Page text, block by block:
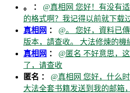
。 ： @真相网 您好！有没有
的格式啊？我记得以前就下载
真相网 ： @。 您好，資料已
版本，請查收。 大法修煉的機
真相网 ： @匿名 不好意思，
了，请查收
匿名 ： @真相网 您好，什么
大法全套书籍发送到我的邮箱